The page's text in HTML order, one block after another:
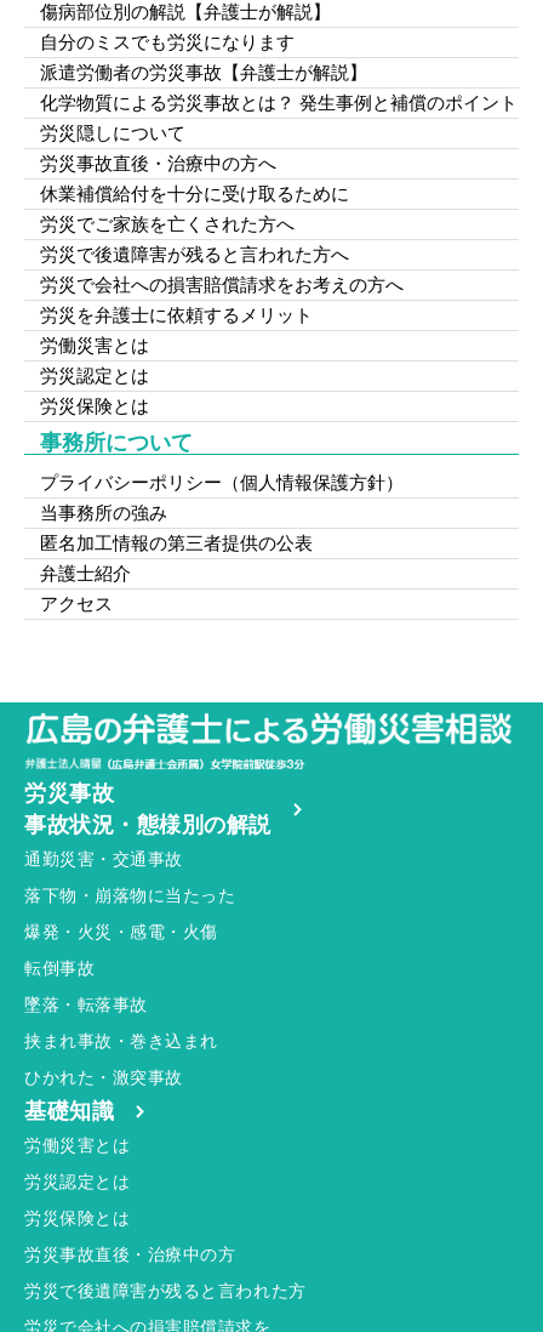
傷病部位別の解説【弁護士が解説】
自分のミスでも労災になります
派遣労働者の労災事故【弁護士が解説】
化学物質による労災事故とは？ 発生事例と補償のポイント
労災隠しについて
労災事故直後・治療中の方へ
休業補償給付を十分に受け取るために
労災でご家族を亡くされた方へ
労災で後遺障害が残ると言われた方へ
労災で会社への損害賠償請求をお考えの方へ
労災を弁護士に依頼するメリット
労働災害とは
労災認定とは
労災保険とは
事務所について
プライバシーポリシー（個人情報保護方針）
当事務所の強み
匿名加工情報の第三者提供の公表
弁護士紹介
アクセス
労災事故
事故状況・態様別の解説
通勤災害・交通事故
落下物・崩落物に当たった
爆発・火災・感電・火傷
転倒事故
墜落・転落事故
挟まれ事故・巻き込まれ
ひかれた・激突事故
基礎知識
労働災害とは
労災認定とは
労災保険とは
労災事故直後・治療中の方
労災で後遺障害が残ると言われた方
労災で会社への損害賠償請求を